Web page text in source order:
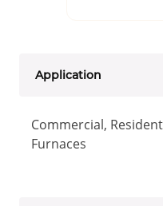
Application
Commercial,
Furnaces